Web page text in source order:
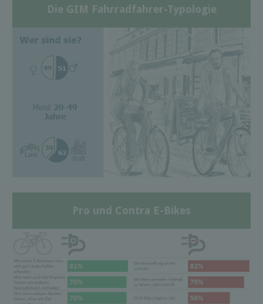
Die GIM Fahrradfahrer-Typologie
Pro und Contra E-Bikes